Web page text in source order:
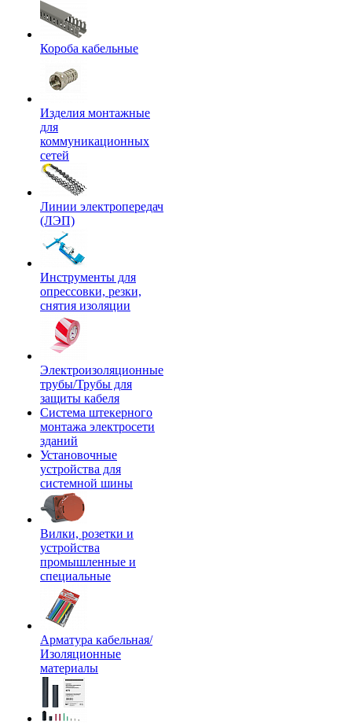
Короба кабельные
Изделия монтажные
для
коммуникационных
сетей
Линии электропередач
(ЛЭП)
Инструменты для
опрессовки, резки,
снятия изоляции
Электроизоляционные
трубы/Трубы для
защиты кабеля
Система штекерного
монтажа электросети
зданий
Установочные
устройства для
системной шины
Вилки, розетки и
устройства
промышленные и
специальные
Арматура кабельная/
Изоляционные
материалы